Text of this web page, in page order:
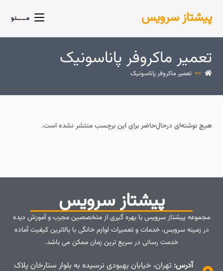
پیشتاز سرویس مــــنو
تعمیر ماکروفر پاناسونیک
>> تعمیر ماکروفر پاناسونیک
هیچ نوشته‌ای درحال‌حاضر برای این برچسب منتشر نشده است.
پیشتاز سرویس
مجموعه پیشتاز سرویس با بهره گیری از متخصصین مجرب و آموزش دیده
در زمینه سرویس، خدمات و تعمیرات لوازم خانگی با بالاترین کیفیت آماده
خدمت رسانی در سریع ترین زمان ممکن می باشد.
آدرس: تهران، خیابان بهبودی نرسیده به بلوار ستارخان پلاک